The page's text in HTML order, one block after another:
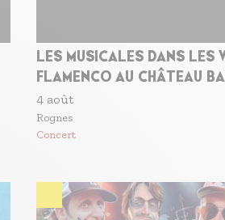
LES MUSICALES DANS LES
FLAMENCO AU CHÂTEAU
4 août
Rognes
Concert